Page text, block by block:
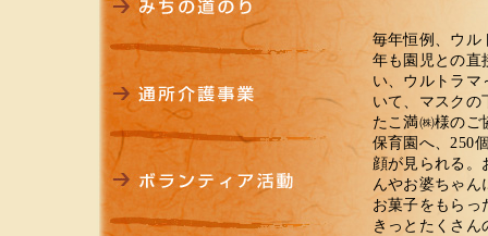
毎年恒例、ウル
年も園児との直
い、ウルトラ
いて、マスクの
たこ満㈱様の
保育園へ、250
顔が見られる
んやお婆ちゃ
お菓子をもら
きっとたくさ